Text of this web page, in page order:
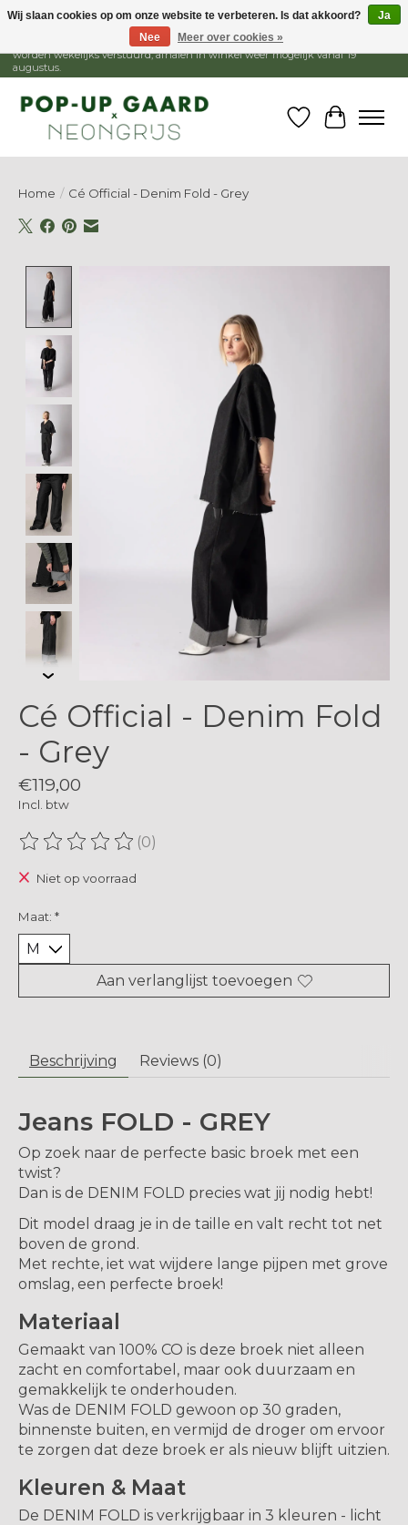
1 - 15 augustus is de winkel gesloten, webshop blijft open. Bestellingen
worden wekelijks verstuurd, afhalen in winkel weer mogelijk vanaf 19
augustus.
Verlanglijst
Home / Cé Official - Denim Fold - Grey
Cé Official - Denim Fold
- Grey
€119,00
Incl. btw
De beoordeling van dit product is
(0)
Niet op voorraad
Maat: *
Aan verlanglijst toevoegen
Beschrijving Reviews (0)
Jeans FOLD - GREY
Op zoek naar de perfecte basic broek met een
twist?
Dan is de DENIM FOLD precies wat jij nodig hebt!
Dit model draag je in de taille en valt recht tot net
boven de grond.
Met rechte, iet wat wijdere lange pijpen met grove
omslag, een perfecte broek!
Materiaal
Gemaakt van 100% CO is deze broek niet alleen
zacht en comfortabel, maar ook duurzaam en
gemakkelijk te onderhouden.
Was de DENIM FOLD gewoon op 30 graden,
binnenste buiten, en vermijd de droger om ervoor
te zorgen dat deze broek er als nieuw blijft uitzien.
Kleuren & Maat
De DENIM FOLD is verkrijgbaar in 3 kleuren - licht
Wij slaan cookies op om onze website te verbeteren. Is dat akkoord?
Ja
Nee
Meer over cookies »